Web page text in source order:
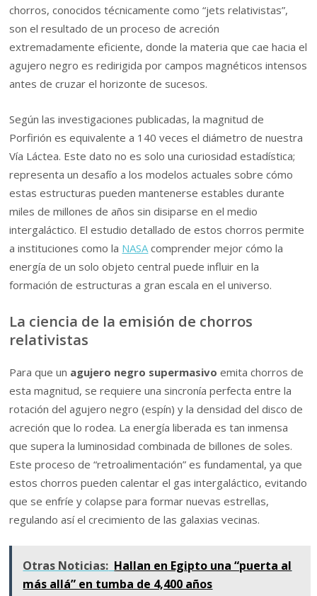
chorros, conocidos técnicamente como “jets relativistas”,
son el resultado de un proceso de acreción
extremadamente eficiente, donde la materia que cae hacia el
agujero negro es redirigida por campos magnéticos intensos
antes de cruzar el horizonte de sucesos.
Según las investigaciones publicadas, la magnitud de
Porfirión es equivalente a 140 veces el diámetro de nuestra
Vía Láctea. Este dato no es solo una curiosidad estadística;
representa un desafío a los modelos actuales sobre cómo
estas estructuras pueden mantenerse estables durante
miles de millones de años sin disiparse en el medio
intergaláctico. El estudio detallado de estos chorros permite
a instituciones como la NASAcomprender mejor cómo la
energía de un solo objeto central puede influir en la
formación de estructuras a gran escala en el universo.
La ciencia de la emisión de chorros
relativistas
Para que un agujero negro supermasivo emita chorros de
esta magnitud, se requiere una sincronía perfecta entre la
rotación del agujero negro (espín) y la densidad del disco de
acreción que lo rodea. La energía liberada es tan inmensa
que supera la luminosidad combinada de billones de soles.
Este proceso de “retroalimentación” es fundamental, ya que
estos chorros pueden calentar el gas intergaláctico, evitando
que se enfríe y colapse para formar nuevas estrellas,
regulando así el crecimiento de las galaxias vecinas.
Otras Noticias: Hallan en Egipto una “puerta al
más allá” en tumba de 4,400 años